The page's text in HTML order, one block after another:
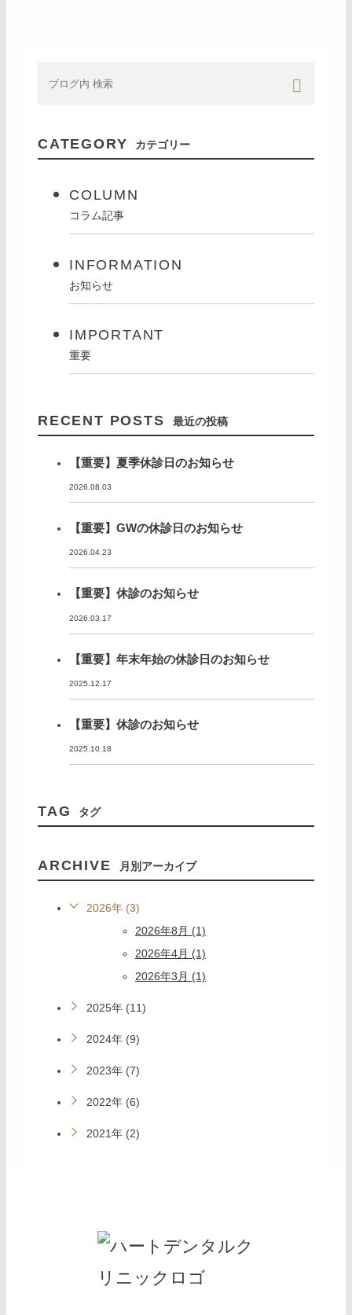
CATEGORY カテゴリー
COLUMN
コラム記事
INFORMATION
お知らせ
IMPORTANT
重要
RECENT POSTS 最近の投稿
【重要】夏季休診日のお知らせ
2026.08.03
【重要】GWの休診日のお知らせ
2026.04.23
【重要】休診のお知らせ
2026.03.17
【重要】年末年始の休診日のお知らせ
2025.12.17
【重要】休診のお知らせ
2025.10.18
TAG タグ
ARCHIVE 月別アーカイブ
2026年 (3)
2026年8月 (1)
2026年4月 (1)
2026年3月 (1)
2025年 (11)
2024年 (9)
2023年 (7)
2022年 (6)
2021年 (2)